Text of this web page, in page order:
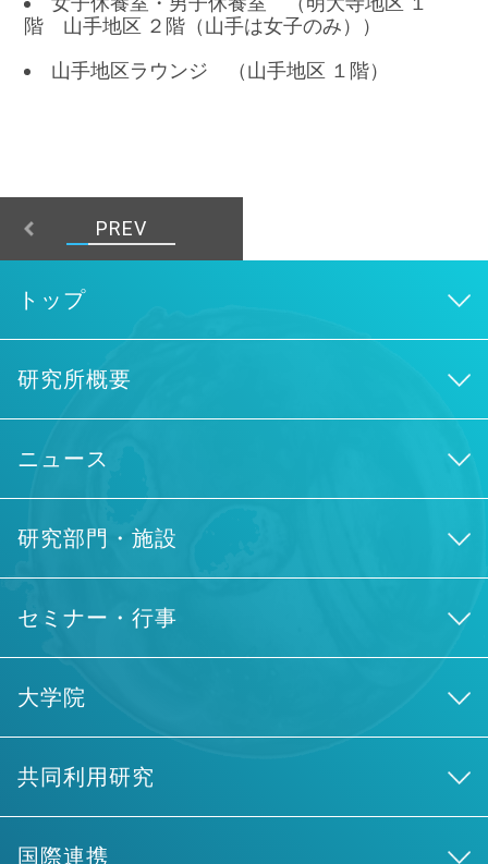
階 山手地区 ２階（山手は女子のみ））
山手地区ラウンジ （山手地区 １階）
PREV
トップ
研究所概要
ニュース
研究部門・施設
セミナー・行事
大学院
共同利用研究
国際連携